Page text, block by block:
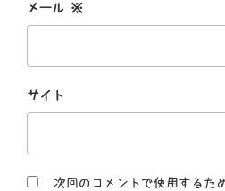
メール ※
サイト
次回のコメントで使用するた